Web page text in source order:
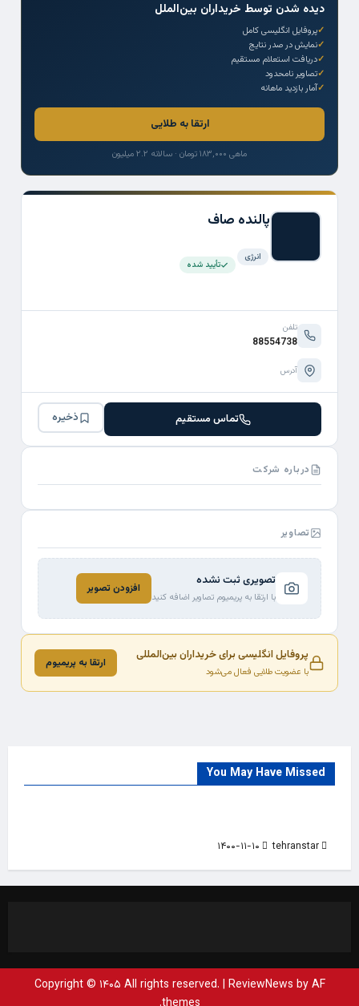
پالنده صاف
انرژی
تأیید شده
تلفن
88554738
آدرس
تماس مستقیم ذخیره
درباره شرکت
تصاویر
تصویری ثبت نشده
با ارتقا به پریمیوم تصاویر اضافه کنید
افزودن تصویر
پروفایل انگلیسی برای خریداران بین‌المللی
با عضویت طلایی فعال می‌شود
ارتقا به پریمیوم
دیده شدن توسط خریداران بین‌الملل
پروفایل انگلیسی کامل
نمایش در صدر نتایج
دریافت استعلام مستقیم
تصاویر نامحدود
آمار بازدید ماهانه
ارتقا به طلایی
ماهی ۱۸۳,۰۰۰ تومان · سالانه ۲.۲ میلیون
You May Have Missed
Countries
India
Trade Source
tehranstar
Copyright © ۱۴۰۵ All rights reserved. | ReviewNews by AF